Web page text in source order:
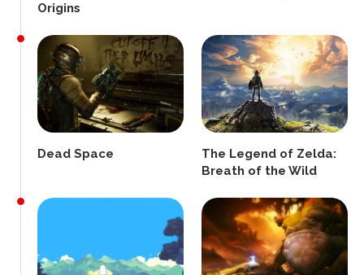
Origins
Dead Space
The Legend of Zelda:
Breath of the Wild